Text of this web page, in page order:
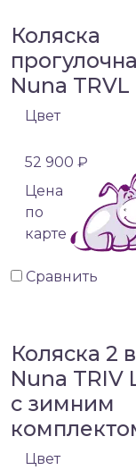
Коляска
Nuna TRVL
Цвет
52 900 ₽
Цена
по
карте
Сравнить
Коляска 2 в
Nuna TRIV
с зимним
Цвет